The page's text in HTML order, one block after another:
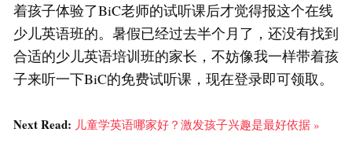
着孩子体验了BiC老师的试听课后才觉得报这个在线
少儿英语班的。暑假已经过去半个月了，还没有找到
合适的少儿英语培训班的家长，不妨像我一样带着孩
子来听一下BiC的免费试听课，现在登录即可领取。
Next Read: 儿童学英语哪家好？激发孩子兴趣是最好依据 »